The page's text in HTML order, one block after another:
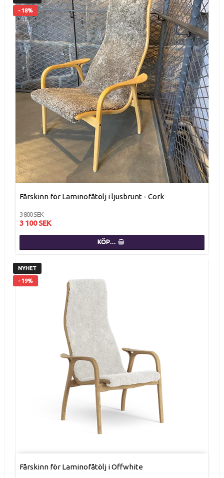
- 18%
Fårskinn för Laminofåtölj i ljusbrunt - Cork
3 800 SEK
3 100 SEK
KÖP…
NYHET
- 19%
Fårskinn för Laminofåtölj i Offwhite